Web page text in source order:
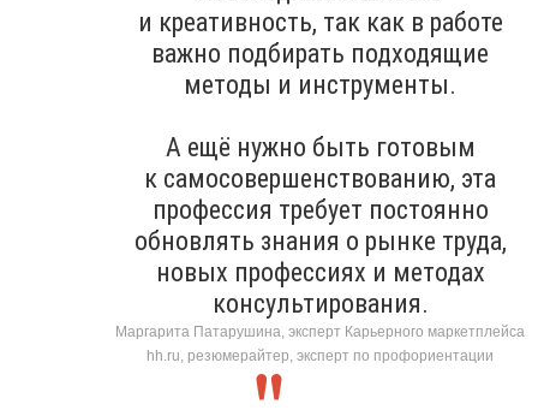
и креативность, так как в работе
важно подбирать подходящие
методы и инструменты.
А ещё нужно быть готовым
к самосовершенствованию, эта
профессия требует постоянно
обновлять знания о рынке труда,
новых профессиях и методах
консультирования.
Маргарита Патарушина, эксперт Карьерного маркетплейса
hh.ru, резюмерайтер, эксперт по профориентации